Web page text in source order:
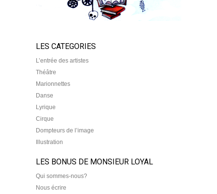
LES CATEGORIES
L’entrée des artistes
Théâtre
Marionnettes
Danse
Lyrique
Cirque
Dompteurs de l’image
Illustration
LES BONUS DE MONSIEUR LOYAL
Qui sommes-nous?
Nous écrire